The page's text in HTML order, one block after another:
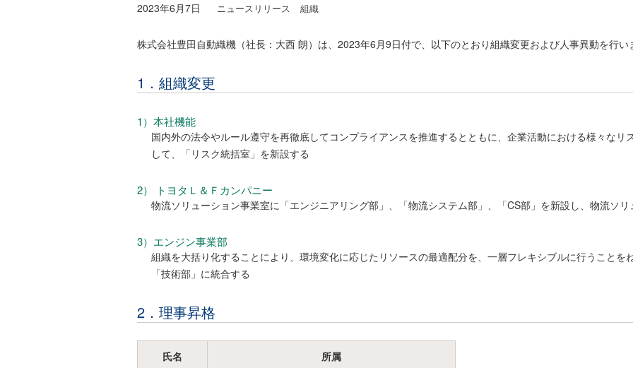
2023年6月7日 ニュースリリース 組織
株式会社豊田自動織機（社長：大西 朗）は、2023年6月9日付で、以下のとおり組織変更および人事異動を行い
1．組織変更
1）本社機能
国内外の法令やルール遵守を再徹底してコンプライアンスを推進するとともに、企業活動における様々なリ
して、「リスク統括室」を新設する
2） トヨタＬ＆Ｆカンパニー
物流ソリューション事業室に「エンジニアリング部」、「物流システム部」、「CS部」を新設し、物流ソ
3）エンジン事業部
組織を大括り化することにより、環境変化に応じたリソースの最適配分を、一層フレキシブルに行うことを
「技術部」に統合する
2．理事昇格
氏名 所属